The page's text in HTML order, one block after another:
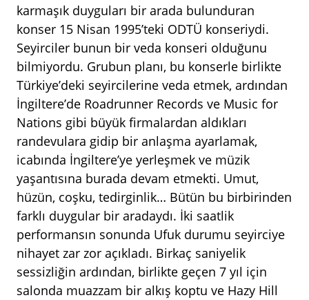
karmaşık duyguları bir arada bulunduran
konser 15 Nisan 1995’teki ODTÜ konseriydi.
Seyirciler bunun bir veda konseri olduğunu
bilmiyordu. Grubun planı, bu konserle birlikte
Türkiye’deki seyircilerine veda etmek, ardından
İngiltere’de Roadrunner Records ve Music for
Nations gibi büyük firmalardan aldıkları
randevulara gidip bir anlaşma ayarlamak,
icabında İngiltere’ye yerleşmek ve müzik
yaşantısına burada devam etmekti. Umut,
hüzün, coşku, tedirginlik… Bütün bu birbirinden
farklı duygular bir aradaydı. İki saatlik
performansın sonunda Ufuk durumu seyirciye
nihayet zar zor açıkladı. Birkaç saniyelik
sessizliğin ardından, birlikte geçen 7 yıl için
salonda muazzam bir alkış koptu ve Hazy Hill